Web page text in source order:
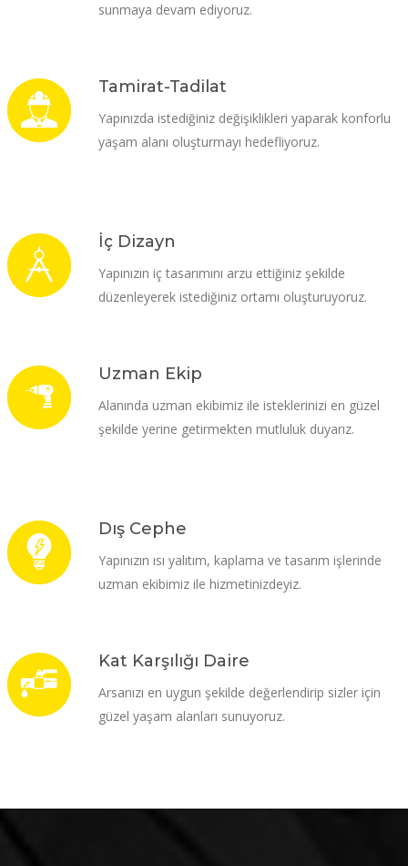
sunmaya devam ediyoruz.
Tamirat-Tadilat
Yapınızda istediğiniz değişiklikleri yaparak konforlu
yaşam alanı oluşturmayı hedefliyoruz.
İç Dizayn
Yapınızın iç tasarımını arzu ettiğiniz şekilde
düzenleyerek istediğiniz ortamı oluşturuyoruz.
Uzman Ekip
Alanında uzman ekibimiz ile isteklerinizi en güzel
şekilde yerine getirmekten mutluluk duyarız.
Dış Cephe
Yapınızın ısı yalıtım, kaplama ve tasarım işlerinde
uzman ekibimiz ile hizmetinizdeyiz.
Kat Karşılığı Daire
Arsanızı en uygun şekilde değerlendirip sizler için
güzel yaşam alanları sunuyoruz.